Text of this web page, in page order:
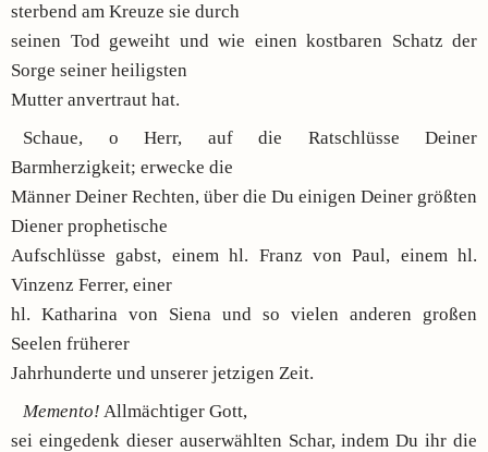
sterbend am Kreuze sie durch
seinen Tod geweiht und wie einen kostbaren Schatz der
Sorge seiner heiligsten
Mutter anvertraut hat.
Schaue, o Herr, auf die Ratschlüsse Deiner
Barmherzigkeit; erwecke die
Männer Deiner Rechten, über die Du einigen Deiner größten
Diener prophetische
Aufschlüsse gabst, einem hl. Franz von Paul, einem hl.
Vinzenz Ferrer, einer
hl. Katharina von Siena und so vielen anderen großen
Seelen früherer
Jahrhunderte und unserer jetzigen Zeit.
Memento! Allmächtiger Gott,
sei eingedenk dieser auserwählten Schar, indem Du ihr die